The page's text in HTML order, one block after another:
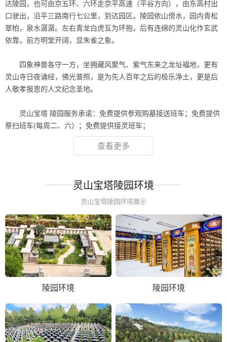
达陵园，也可由京五环、六环走京平高速（平谷方向），由东高村出
口驶出，沿平三路南行七公里，到达园区。陵园依山傍水，园内青松
翠柏，泉水潺潺。左右青龙白虎互为环抱，后有连绵的灵山化作玄武
依靠，前方明堂开阔，显朱雀之象。
四象神兽各守一方，坐拥藏风聚气、紫气东来之龙址福地，更有
灵山寺日夜诵经，佛光普照，是为先人百年之后的极乐净土，更是后
人敬孝报恩的人文纪念圣地。
灵山宝塔 陵园服务承诺：免费提供参观购墓接送班车；免费提供
祭扫班车(每周二、六）；免费提供接灵班车；
查看更多
灵山宝塔陵园环境
灵山宝塔陵园环境展示
陵园环境 陵园环境